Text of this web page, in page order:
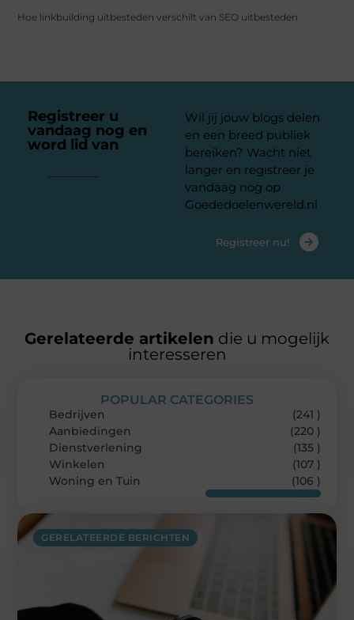
Hoe linkbuilding uitbesteden verschilt van SEO uitbesteden
Registreer u
vandaag nog en
word lid van
Wil jij jouw blogs delen
en een breed publiek
bereiken? Wacht niet
langer en registreer je
vandaag nog op
Goededoelenwereld.nl
Registreer nu!
Gerelateerde artikelen die u mogelijk
interesseren
GERELATEERDE BERICHTEN
POPULAR CATEGORIES
Bedrijven
(241 )
Aanbiedingen
(220 )
Dienstverlening
(135 )
Winkelen
(107 )
Woning en Tuin
(106 )